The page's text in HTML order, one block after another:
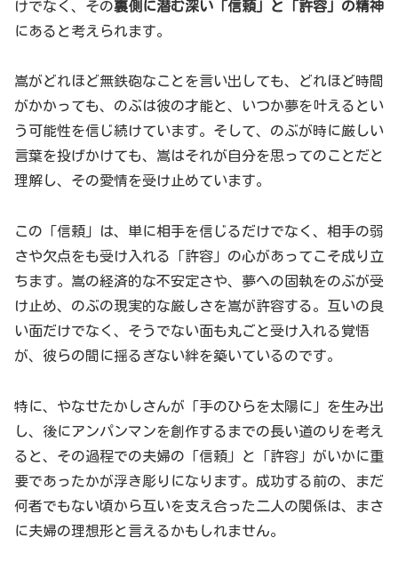
けでなく、その裏側に潜む深い「信頼」と「許容」の精神
にあると考えられます。
嵩がどれほど無鉄砲なことを言い出しても、どれほど時間
がかかっても、のぶは彼の才能と、いつか夢を叶えるとい
う可能性を信じ続けています。そして、のぶが時に厳しい
言葉を投げかけても、嵩はそれが自分を思ってのことだと
理解し、その愛情を受け止めています。
この「信頼」は、単に相手を信じるだけでなく、相手の弱
さや欠点をも受け入れる「許容」の心があってこそ成り立
ちます。嵩の経済的な不安定さや、夢への固執をのぶが受
け止め、のぶの現実的な厳しさを嵩が許容する。互いの良
い面だけでなく、そうでない面も丸ごと受け入れる覚悟
が、彼らの間に揺るぎない絆を築いているのです。
特に、やなせたかしさんが「手のひらを太陽に」を生み出
し、後にアンパンマンを創作するまでの長い道のりを考え
ると、その過程での夫婦の「信頼」と「許容」がいかに重
要であったかが浮き彫りになります。成功する前の、まだ
何者でもない頃から互いを支え合った二人の関係は、まさ
に夫婦の理想形と言えるかもしれません。